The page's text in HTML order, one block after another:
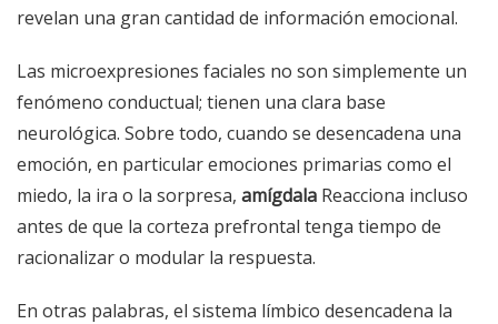
revelan una gran cantidad de información emocional.
Las microexpresiones faciales no son simplemente un
fenómeno conductual; tienen una clara base
neurológica. Sobre todo, cuando se desencadena una
emoción, en particular emociones primarias como el
miedo, la ira o la sorpresa, amígdala Reacciona incluso
antes de que la corteza prefrontal tenga tiempo de
racionalizar o modular la respuesta.
En otras palabras, el sistema límbico desencadena la